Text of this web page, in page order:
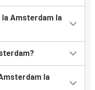
la Amsterdam la
la